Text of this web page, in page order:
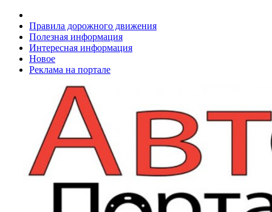
Правила дорожного движения
Полезная информация
Интересная информация
Новое
Реклама на портале